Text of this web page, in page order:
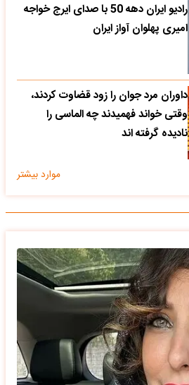
رادیو ایران دهه 50 با صدای ایرج خواجه
امیری پهلوان آواز ایران
داوران مرد جوان را زود قضاوت کردند،
وقتی خواند فهمیدند چه الماسی را
نادیده گرفته اند
موارد بیشتر